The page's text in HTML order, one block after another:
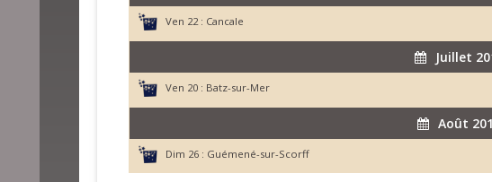
Ven 22 : Cancale
Juillet
Ven 20 : Batz-sur-Mer
Août
Dim 26 : Guémené-sur-Scorff